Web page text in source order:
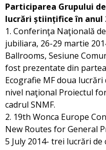
Participarea Grupului
lucrări științifice în anul
1. Conferinţa Naţională
jubiliara, 26-29 martie
Ballrooms, Sesiune
fost prezentate din
Ecografie MF doua
nivel naţional Proiectul
cadrul SNMF.
2. 19th Wonca Europe
New Routes for General
5 July 2014- trei lucrări